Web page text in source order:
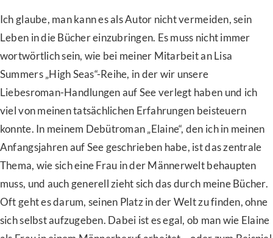
Ich glaube, man kann es als Autor nicht vermeiden, sein
Leben in die Bücher einzubringen. Es muss nicht immer
wortwörtlich sein, wie bei meiner Mitarbeit an Lisa
Summers „High Seas“-Reihe, in der wir unsere
Liebesroman-Handlungen auf See verlegt haben und ich
viel von meinen tatsächlichen Erfahrungen beisteuern
konnte. In meinem Debütroman „Elaine“, den ich in meinen
Anfangsjahren auf See geschrieben habe, ist das zentrale
Thema, wie sich eine Frau in der Männerwelt behaupten
muss, und auch generell zieht sich das durch meine Bücher.
Oft geht es darum, seinen Platz in der Welt zu finden, ohne
sich selbst aufzugeben. Dabei ist es egal, ob man wie Elaine